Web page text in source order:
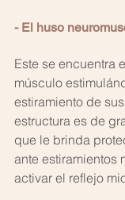
- El huso
Este se encuentra
músculo
estiramiento de
estructura es de
que le brinda
ante estiramientos
activar el reflejo